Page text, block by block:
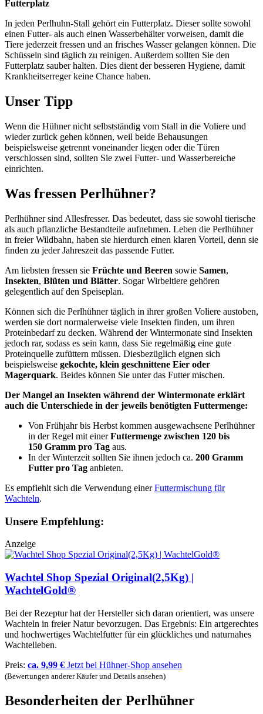
Futterplatz
In jeden Perlhuhn-Stall gehört ein Futterplatz. Dieser sollte sowohl
einen Futter- als auch einen Wasserbehälter vorweisen, damit die
Tiere jederzeit fressen und an frisches Wasser gelangen können. Die
Schüsseln sind täglich zu reinigen. Außerdem sollten Sie den
Futterplatz sauber halten. Dies dient der besseren Hygiene, damit
Krankheitserreger keine Chance haben.
Unser Tipp
Wenn die Hühner nicht selbstständig vom Stall in die Voliere und
wieder zurück gehen können, weil beide Behausungen
beispielsweise getrennt voneinander liegen oder die Türen
verschlossen sind, sollten Sie zwei Futter- und Wasserbereiche
einrichten.
Was fressen Perlhühner?
Perlhühner sind Allesfresser. Das bedeutet, dass sie sowohl tierische
als auch pflanzliche Bestandteile aufnehmen. Leben die Perlhühner
in freier Wildbahn, haben sie hierdurch einen klaren Vorteil, denn sie
finden zu jeder Jahreszeit das passende Futter.
Am liebsten fressen sie Früchte und Beeren sowie Samen,
Insekten, Blüten und Blätter. Sogar Wirbeltiere gehören
gelegentlich auf den Speiseplan.
Können sich die Perlhühner täglich in ihrer großen Voliere austoben,
werden sie dort normalerweise viele Insekten finden, um ihren
Proteinbedarf zu decken. Während der Wintermonate sind Insekten
jedoch rar, sodass es sein kann, dass Sie regelmäßig eine gute
Proteinquelle zufüttern müssen. Diesbezüglich eignen sich
beispielsweise gekochte, klein geschnittene Eier oder
Magerquark. Beides können Sie unter das Futter mischen.
Der Mangel an Insekten während der Wintermonate erklärt
auch die Unterschiede in der jeweils benötigten Futtermenge:
Von Frühjahr bis Herbst kommen ausgewachsene Perlhühner
in der Regel mit einerFuttermenge zwischen 120 bis
150 Gramm pro Tag aus.
In der Winterzeit sollten Sie ihnen jedoch ca. 200 Gramm
Futter pro Tag anbieten.
Es empfiehlt sich die Verwendung einerFuttermischung für
Wachteln.
Unsere Empfehlung:
Anzeige
Wachtel Shop Spezial Original(2,5Kg) |
WachtelGold®
Bei der Rezeptur hat der Hersteller sich daran orientiert, was unsere
Wachteln in freier Natur bevorzugen. Das Ergebnis: Ein artgerechtes
und hochwertiges Wachtelfutter für ein glückliches und naturnahes
Wachtelleben.
Preis: ca. 9,99 € Jetzt bei Hühner-Shop ansehen
(Bewertungen anderer Käufer und Details ansehen)
Besonderheiten der Perlhühner